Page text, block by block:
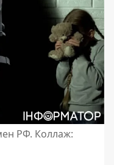
РФ. Коллаж: